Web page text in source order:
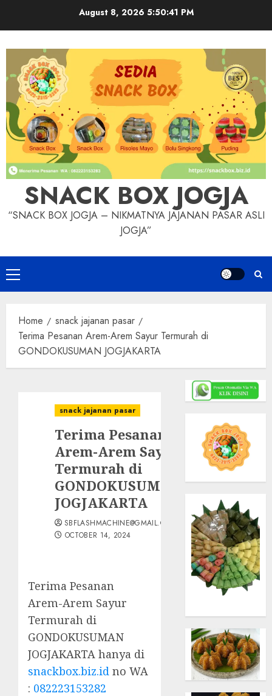
August 8, 2026 5:50:42 PM
SNACK BOX JOGJA
“SNACK BOX JOGJA – NIKMATNYA JAJANAN PASAR ASLI
JOGJA”
Primary
Menu
Home
snack jajanan pasar
Terima Pesanan Arem-Arem Sayur Termurah di
GONDOKUSUMAN JOGJAKARTA
snack jajanan pasar
Terima Pesanan
Arem-Arem Sayur
Termurah di
GONDOKUSUMAN
JOGJAKARTA
SBFLASHMACHINE@GMAIL.COM
OCTOBER 14, 2024
Terima Pesanan
Arem-Arem Sayur
Termurah di
GONDOKUSUMAN
JOGJAKARTA hanya di
snackbox.biz.id no WA
: 082223153282